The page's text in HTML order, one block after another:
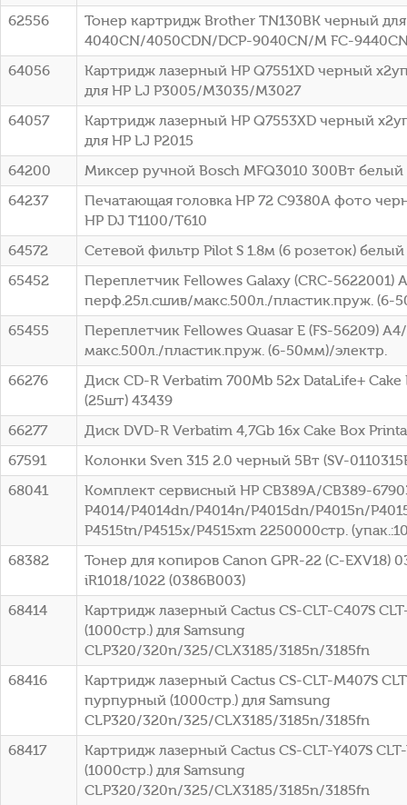
62556
Тонер картридж Brother TN130BK черный
4040CN/4050CDN/DCP-9040CN/M FC-
64056
Картридж лазерный HP Q7551XD черный
для HP LJ P3005/M3035/M3027
64057
Картридж лазерный HP Q7553XD черный
для HP LJ P2015
64200
Миксер ручной Bosch MFQ3010 300Вт белый
64237
Печатающая головка HP 72 C9380A фото
HP DJ T1100/T610
64572
Сетевой фильтр Pilot S 1.8м (6 розеток)
65452
Переплетчик Fellowes Galaxy (CRC-5622001)
перф.25л.сшив/макс.500л./пластик.пруж. (6-
65455
Переплетчик Fellowes Quasar E (FS-56209)
макс.500л./пластик.пруж. (6-50мм)/электр.
66276
Диск CD-R Verbatim 700Mb 52x DataLife+ Cake
(25шт) 43439
66277
Диск DVD-R Verbatim 4,7Gb 16x Cake Box
67591
Колонки Sven 315 2.0 черный 5Вт (SV-
68041
Комплект сервисный HP CB389A/CB389-
P4014/P4014dn/P4014n/P4015dn/P4015n/
P4515tn/P4515x/P4515xm 2250000стр.
68382
Тонер для копиров Canon GPR-22 (C-EXV18)
iR1018/1022 (0386B003)
68414
Картридж лазерный Cactus CS-CLT-C407S
(1000стр.) для Samsung
CLP320/320n/325/CLX3185/3185n/3185fn
68416
Картридж лазерный Cactus CS-CLT-M407S
пурпурный (1000стр.) для Samsung
CLP320/320n/325/CLX3185/3185n/3185fn
68417
Картридж лазерный Cactus CS-CLT-Y407S
(1000стр.) для Samsung
CLP320/320n/325/CLX3185/3185n/3185fn